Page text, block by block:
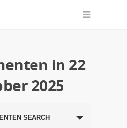
in 22
2025
SEARCH